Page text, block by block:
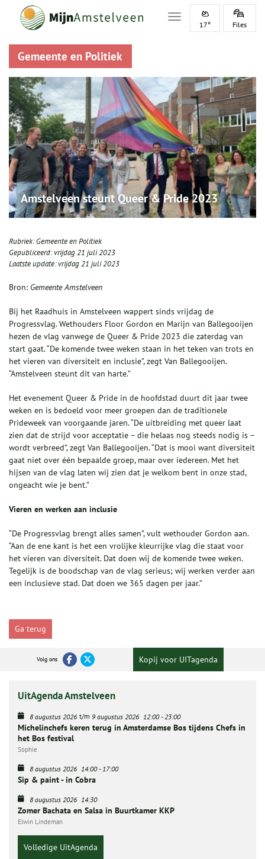
Toggle navigation
17° Files
Gemeente en Politiek
Amstelveen steunt Queer & Pride 2023
Rubriek:Gemeente en Politiek
Gepubliceerd:vrijdag 21 juli 2023
Laatste update:vrijdag 21 juli 2023
Bron: Gemeente Amstelveen
Bij het Raadhuis in Amstelveen wappert sinds vrijdag de
Progressvlag. Wethouders Floor Gordon en Marijn van Ballegooijen
hezen de vlag vanwege de Queer & Pride 2023 die zaterdag van
start gaat. “De komende twee weken staan in het teken van trots en
het vieren van diversiteit en inclusie”, zegt Van Ballegooijen.
“Amstelveen steunt dit van harte.”
Het evenement Queer & Pride in de hoofdstad duurt dit jaar twee
weken en is bedoeld voor meer groepen dan de traditionele
Prideweek van voorgaande jaren. “De uitbreiding met queer laat
zien dat de strijd voor acceptatie – die helaas nog steeds nodig is –
wordt verbreed”, zegt Van Ballegooijen. “Dat is mooi want diversiteit
gaat niet over één bepaalde groep, maar over iedereen. Met het
hijsen van de vlag laten wij zien dat je welkom bent in onze stad,
ongeacht wie je bent.”
Vieren en werken aan inclusie
“De Progressvlag brengt alles samen”, vult wethouder Gordon aan.
“Aan de ene kant is het een vrolijke kleurrijke vlag die staat voor
het vieren van diversiteit. Dat doen wij de komende twee weken.
Tegelijk is de boodschap van de vlag serieus; wij werken verder aan
een inclusieve stad. Dat doen we 365 dagen per jaar.”
Ga terug
Volg ons Kopij voor UITagenda
UitAgenda Amstelveen
8 augustus 2026 t/m 9 augustus 2026 12:00-23:00
Michelinchefs keren terug in Amsterdamse Bos tijdens Chefs in
het Bos festival
Sophie
8 augustus 2026 14:00-17:00
Sip & paint - in Cobra
8 augustus 2026 14:30
Zomer Bachata en Salsa in Buurtkamer KKP
Elwin Lindeman
Volledige UitAgenda